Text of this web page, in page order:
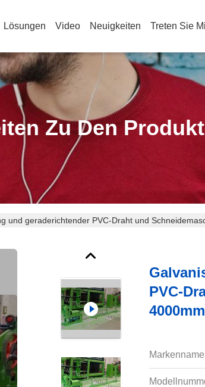
Lösungen Video Neuigkeiten Treten Sie
Zu Den
und geraderichtender PVC-Draht und
PVC-